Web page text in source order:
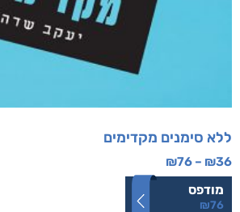
ללא סימנים מקדימים
₪36
–
₪76
מודפס
₪76